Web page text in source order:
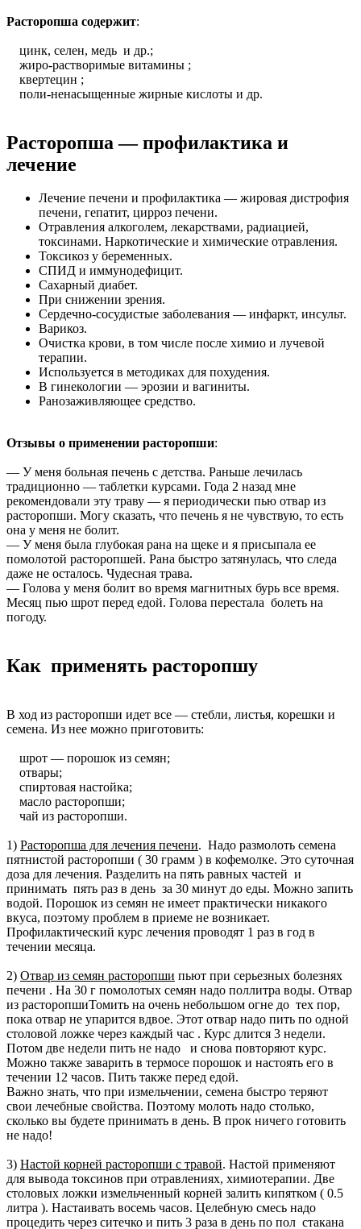
Расторопша содержит:
цинк, селен, медь и др.;
жиро-растворимые витамины ;
квертецин ;
поли-ненасыщенные жирные кислоты и др.
Расторопша — профилактика и
лечение
Лечение печени и профилактика — жировая дистрофия
печени, гепатит, цирроз печени.
Отравления алкоголем, лекарствами, радиацией,
токсинами. Наркотические и химические отравления.
Токсикоз у беременных.
СПИД и иммунодефицит.
Сахарный диабет.
При снижении зрения.
Сердечно-сосудистые заболевания — инфаркт, инсульт.
Варикоз.
Очистка крови, в том числе после химио и лучевой
терапии.
Используется в методиках для похудения.
В гинекологии — эрозии и вагиниты.
Ранозаживляющее средство.
Отзывы о применении расторопши:
— У меня больная печень с детства. Раньше лечилась
традиционно — таблетки курсами. Года 2 назад мне
рекомендовали эту траву — я периодически пью отвар из
расторопши. Могу сказать, что печень я не чувствую, то есть
она у меня не болит.
— У меня была глубокая рана на щеке и я присыпала ее
помолотой расторопшей. Рана быстро затянулась, что следа
даже не осталось. Чудесная трава.
— Голова у меня болит во время магнитных бурь все время.
Месяц пью шрот перед едой. Голова перестала болеть на
погоду.
Как применять расторопшу
В ход из расторопши идет все — стебли, листья, корешки и
семена. Из нее можно приготовить:
шрот — порошок из семян;
отвары;
спиртовая настойка;
масло расторопши;
чай из расторопши.
1) Расторопша для лечения печени. Надо размолоть семена
пятнистой расторопши ( 30 грамм ) в кофемолке. Это суточная
доза для лечения. Разделить на пять равных частей и
принимать пять раз в день за 30 минут до еды. Можно запить
водой. Порошок из семян не имеет практически никакого
вкуса, поэтому проблем в приеме не возникает.
Профилактический курс лечения проводят 1 раз в год в
течении месяца.
2) Отвар из семян расторопши пьют при серьезных болезнях
печени . На 30 г помолотых семян надо поллитра воды. Отвар
из расторопшиТомить на очень небольшом огне до тех пор,
пока отвар не упарится вдвое. Этот отвар надо пить по одной
столовой ложке через каждый час . Курс длится 3 недели.
Потом две недели пить не надо и снова повторяют курс.
Можно также заварить в термосе порошок и настоять его в
течении 12 часов. Пить также перед едой.
Важно знать, что при измельчении, семена быстро теряют
свои лечебные свойства. Поэтому молоть надо столько,
сколько вы будете принимать в день. В прок ничего готовить
не надо!
3) Настой корней расторопши с травой. Настой применяют
для вывода токсинов при отравлениях, химиотерапии. Две
столовых ложки измельченный корней залить кипятком ( 0.5
литра ). Настаивать восемь часов. Целебную смесь надо
процедить через ситечко и пить 3 раза в день по пол стакана